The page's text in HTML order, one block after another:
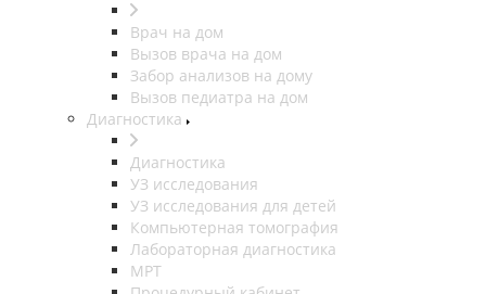
Врач на дом
Вызов врача на дом
Забор анализов на дому
Вызов педиатра на дом
Диагностика
Диагностика
УЗ исследования
УЗ исследования для детей
Компьютерная томография
Лабораторная диагностика
МРТ